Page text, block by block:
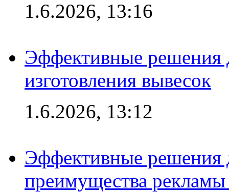
1.6.2026, 13:16
Эффективные решения
изготовления вывесок
1.6.2026, 13:12
Эффективные решения
преимущества рекламы